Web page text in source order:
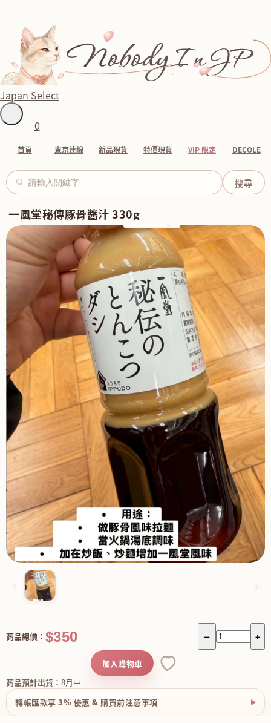
Japan Select
0
首頁 東京連線 新品現貨 特價現貨 VIP 限定 DECOLE
一風堂秘傳豚骨醬汁 330g
－ +
商品總價： $350
商品預計出貨： 8月中
加入購物車
轉帳匯款享 3% 優惠 & 購買前注意事項